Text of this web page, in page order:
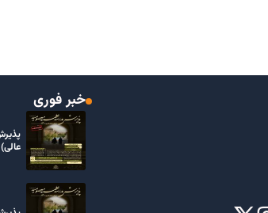
خبر فوری
عالی)